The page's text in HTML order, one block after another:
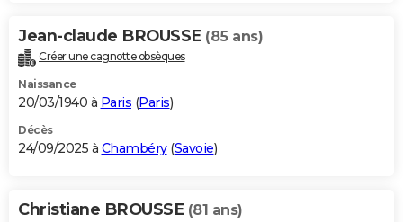
Jean-claude BROUSSE (85 ans)
Créer une cagnotte obsèques
Naissance
20/03/1940 à Paris (Paris)
Décès
24/09/2025 à Chambéry(Savoie)
Christiane BROUSSE (81 ans)